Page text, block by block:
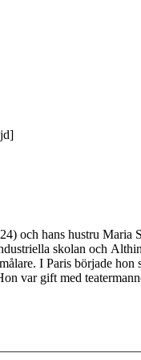
och hans hustru Maria
skolan och
I Paris började
var gift med